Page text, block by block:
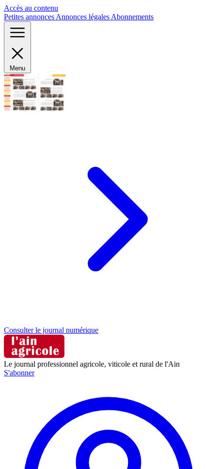
Accès au contenu
Petites annonces Annonces légales Abonnements
Menu
Consulter le journal numérique
Le journal professionnel agricole, viticole et rural de l'Ain
S'abonner
Panneau de gestion des cookies